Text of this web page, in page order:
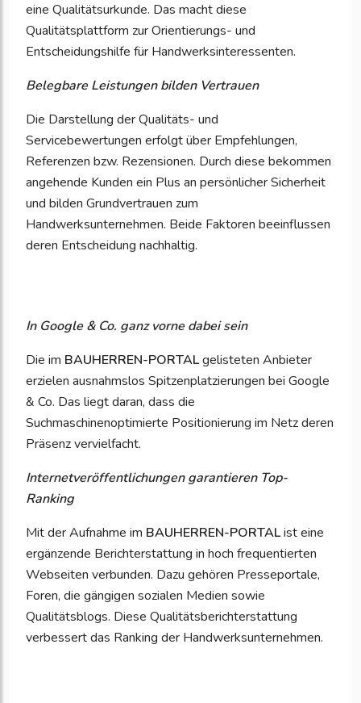
eine Qualitätsurkunde. Das macht diese
Qualitätsplattform zur Orientierungs- und
Entscheidungshilfe für Handwerksinteressenten.
Belegbare Leistungen bilden Vertrauen
Die Darstellung der Qualitäts- und
Servicebewertungen erfolgt über Empfehlungen,
Referenzen bzw. Rezensionen. Durch diese bekommen
angehende Kunden ein Plus an persönlicher Sicherheit
und bilden Grundvertrauen zum
Handwerksunternehmen. Beide Faktoren beeinflussen
deren Entscheidung nachhaltig.
In Google & Co. ganz vorne dabei sein
Die im BAUHERREN-PORTALgelisteten Anbieter
erzielen ausnahmslos Spitzenplatzierungen bei Google
& Co. Das liegt daran, dass die
Suchmaschinenoptimierte Positionierung im Netz deren
Präsenz vervielfacht.
Internetveröffentlichungen garantieren Top-
Ranking
Mit der Aufnahme im BAUHERREN-PORTAList eine
ergänzende Berichterstattung in hoch frequentierten
Webseiten verbunden. Dazu gehören Presseportale,
Foren, die gängigen sozialen Medien sowie
Qualitätsblogs. Diese Qualitätsberichterstattung
verbessert das Ranking der Handwerksunternehmen.